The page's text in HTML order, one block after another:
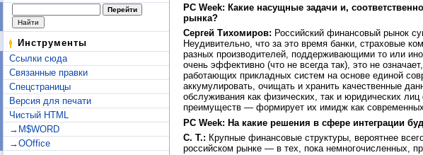
Инструменты
Ссылки сюда
Связанные правки
Спецстраницы
Версия для печати
Чистый HTML
→M$WORD
→OOffice
PC Week: Какие насущные задачи и,
рынка?
Сергей Тихомиров: Российский финансовый рынок
Неудивительно, что за это время банки, страховые
разных производителей, поддерживающими то или
очень эффективно (что не всегда так), это не
работающих прикладных систем на основе единой
аккумулировать, очищать и хранить качественные
обслуживания как физических, так и юридических
преимуществ — формирует их имидж как
PC Week: На какие решения в сфере интеграции
С. Т.: Крупные финансовые структуры, вероятнее
российском рынке — в тех, пока немногочисленных,